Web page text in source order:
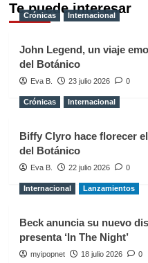
Te puede interesar
Crónicas Internacional
John Legend, un viaje
del Botánico
Eva B. 23 julio 2026 0
Crónicas Internacional
Biffy Clyro hace florecer
del Botánico
Eva B. 22 julio 2026 0
Internacional Lanzamientos
Beck anuncia su nuevo
presenta ‘In The Night’
myipopnet 18 julio 2026 0